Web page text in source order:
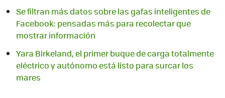
Se filtran más datos sobre las gafas inteligentes de
Facebook: pensadas más para recolectar que
mostrar información
Yara Birkeland, el primer buque de carga totalmente
eléctrico y autónomo está listo para surcar los
mares